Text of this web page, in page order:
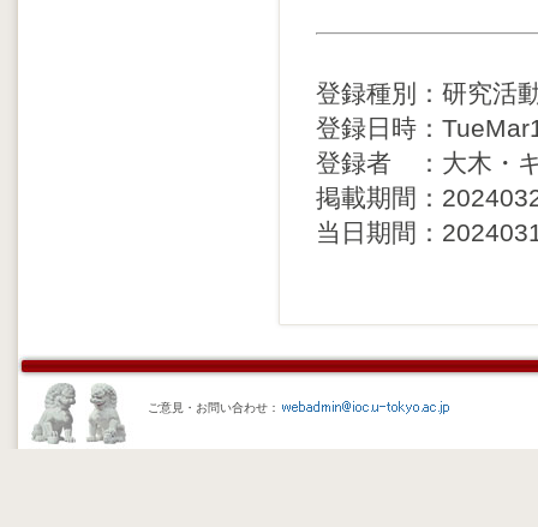
登録種別：研究活
登録日時：
登録者 ：大木・
掲載期間：
当日期間：
ご意見・お問い合わせ：